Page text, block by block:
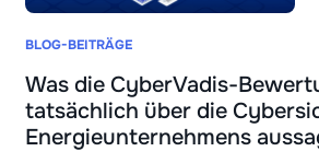
BLOG-BEITRÄGE
Was die CyberVadis-
tatsächlich über die
Energieunternehmens